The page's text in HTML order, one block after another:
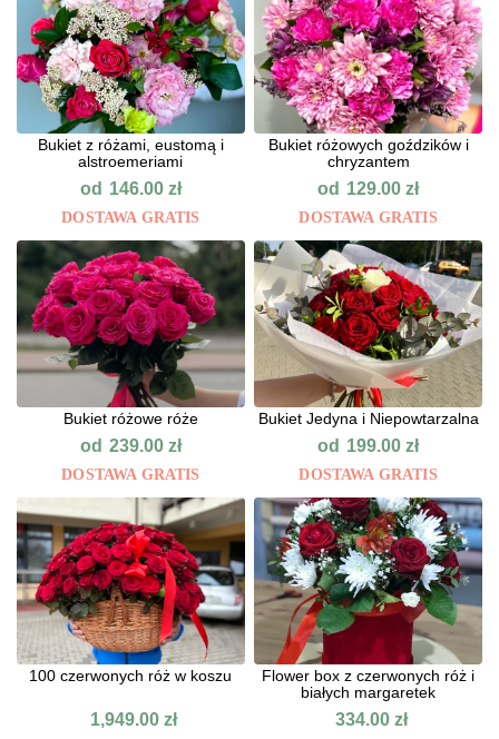
Bukiet z różami, eustomą i
alstroemeriami
od 146.00 zł
DOSTAWA GRATIS
Bukiet różowych goździków i
chryzantem
od 129.00zł
DOSTAWA GRATIS
Bukiet różowe róże
od 239.00 zł
DOSTAWA GRATIS
Bukiet Jedyna i Niepowtarzalna
od 199.00zł
DOSTAWA GRATIS
100 czerwonych róż w koszu
1,949.00zł
Flower box z czerwonych róż i
białych margaretek
334.00zł